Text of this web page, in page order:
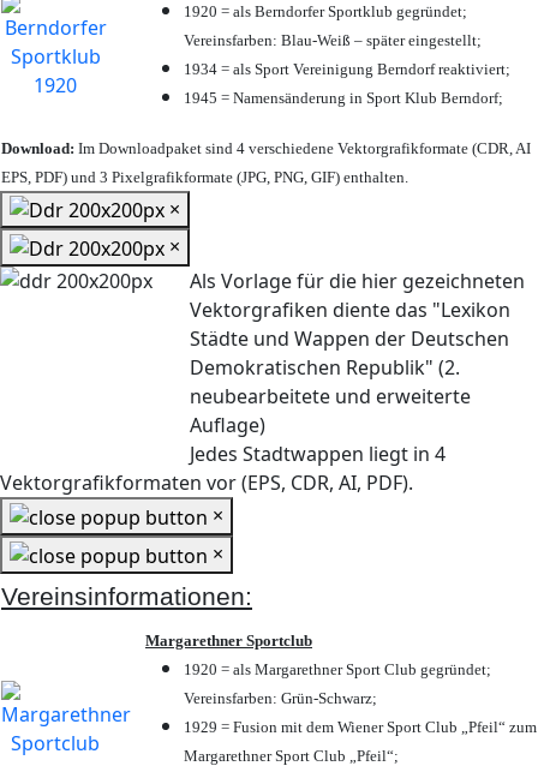
1920 = als Berndorfer Sportklub gegründet;
Vereinsfarben: Blau-Weiß – später eingestellt;
1934 = als Sport Vereinigung Berndorf reaktiviert;
1945 = Namensänderung in Sport Klub Berndorf;
Download: Im Downloadpaket sind 4 verschiedene Vektorgrafikformate (CDR, AI
EPS, PDF) und 3 Pixelgrafikformate (JPG, PNG, GIF) enthalten.
×
×
Als Vorlage für die hier gezeichneten
Vektorgrafiken diente das "Lexikon
Städte und Wappen der Deutschen
Demokratischen Republik" (2.
neubearbeitete und erweiterte
Auflage)
Jedes Stadtwappen liegt in 4
Vektorgrafikformaten vor (EPS, CDR, AI, PDF).
×
×
Vereinsinformationen:
Margarethner Sportclub
1920 = als Margarethner Sport Club gegründet;
Vereinsfarben: Grün-Schwarz;
1929 = Fusion mit dem Wiener Sport Club „Pfeil“ zum
Margarethner Sport Club „Pfeil“;